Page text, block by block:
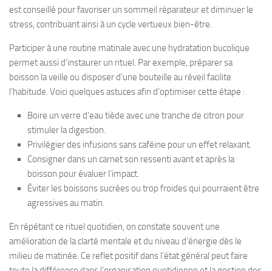
est conseillé pour favoriser un sommeil réparateur et diminuer le
stress, contribuant ainsi à un cycle vertueux bien-être.
Participer à une routine matinale avec une hydratation bucolique
permet aussi d’instaurer un rituel. Par exemple, préparer sa
boisson la veille ou disposer d’une bouteille au réveil facilite
l’habitude. Voici quelques astuces afin d’optimiser cette étape :
Boire un verre d’eau tiède avec une tranche de citron pour
stimuler la digestion.
Privilégier des infusions sans caféine pour un effet relaxant.
Consigner dans un carnet son ressenti avant et après la
boisson pour évaluer l’impact.
Éviter les boissons sucrées ou trop froides qui pourraient être
agressives au matin.
En répétant ce rituel quotidien, on constate souvent une
amélioration de la clarté mentale et du niveau d’énergie dès le
milieu de matinée. Ce reflet positif dans l’état général peut faire